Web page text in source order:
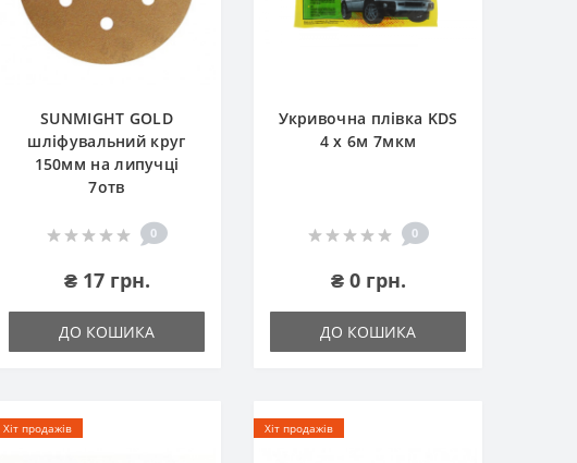
SUNMIGHT GOLD
шліфувальний круг
150мм на липучці
7отв
0
₴ 17 грн.
ДО КОШИКА
Укривочна плівка KDS
4 х 6м 7мкм
0
₴ 0 грн.
ДО КОШИКА
Хіт продажів Хіт продажів